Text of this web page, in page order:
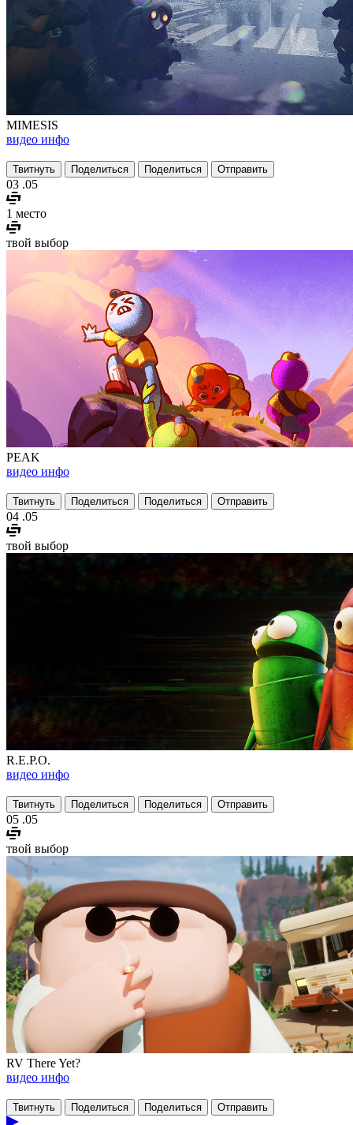
MIMESIS
видео инфо
Твитнуть Поделиться Поделиться Отправить
03 .05
1 место
твой выбор
PEAK
видео инфо
Твитнуть Поделиться Поделиться Отправить
04 .05
твой выбор
R.E.P.O.
видео инфо
Твитнуть Поделиться Поделиться Отправить
05 .05
твой выбор
RV There Yet?
видео инфо
Твитнуть Поделиться Поделиться Отправить